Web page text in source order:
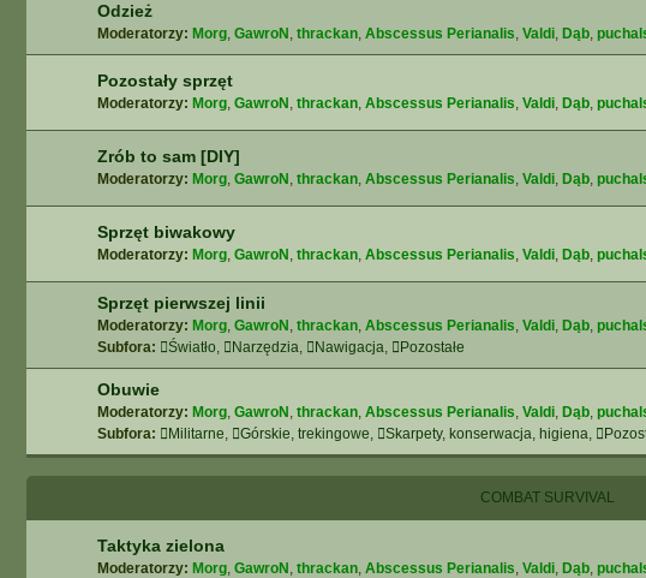
Odzież
Moderatorzy: Morg, GawroN , thrackan, Abscessus Perianalis, Valdi, Dąb,
Pozostały sprzęt
Moderatorzy: Morg, GawroN , thrackan, Abscessus Perianalis, Valdi, Dąb,
Zrób to sam [DIY]
Moderatorzy: Morg, GawroN , thrackan, Abscessus Perianalis, Valdi, Dąb,
Sprzęt biwakowy
Moderatorzy: Morg, GawroN , thrackan, Abscessus Perianalis, Valdi, Dąb,
Sprzęt pierwszej linii
Moderatorzy: Morg, GawroN , thrackan, Abscessus Perianalis, Valdi, Dąb,
Subfora:
Światło, Narzędzia, Nawigacja, Pozostałe
Obuwie
Moderatorzy: Morg, GawroN , thrackan, Abscessus Perianalis, Valdi, Dąb,
Subfora:
Militarne, Górskie, trekingowe, Skarpety, konserwacja, higiena,
COMBAT SURVIVAL
Taktyka zielona
Moderatorzy: Morg, GawroN , thrackan, Abscessus Perianalis, Valdi, Dąb,